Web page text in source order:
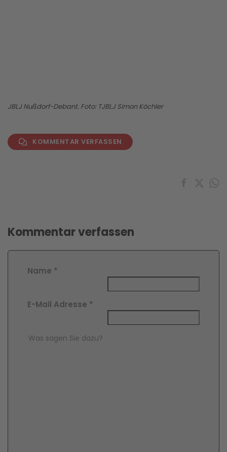
JBLJ Nußdorf-Debant. Foto: TJBLJ Simon Köchler
KOMMENTAR VERFASSEN
Kommentar verfassen
Name *
E-Mail Adresse *
Comment Text*